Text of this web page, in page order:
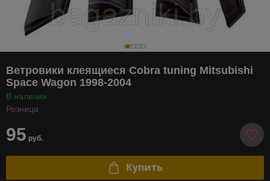
Ветровики клеящиеся Cobra tuning Mitsubishi
Space Wagon 1998-2004
В наличии
Розница
95 руб.
Купить